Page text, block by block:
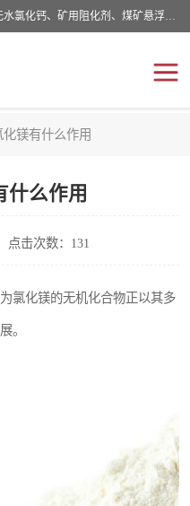
山东贝格曼化工有限公司主营：氯化镁、无水氯化钙、矿用阻化剂、煤矿悬浮剂、道路抑尘剂、氢氧化镁，防灭火剂等，公司位于山东省潍坊市滨海经济开发区,是专业从事对各种精细化工集研究、开发、制造于一体的现代化大型跨境化工企业，公司本着诚信经营、给每一位客户提供专业服务。
化镁有什么作用
什么作用
点击次数：131
氯化镁的无机化合物正以其多
。
氯化钙
抑尘剂